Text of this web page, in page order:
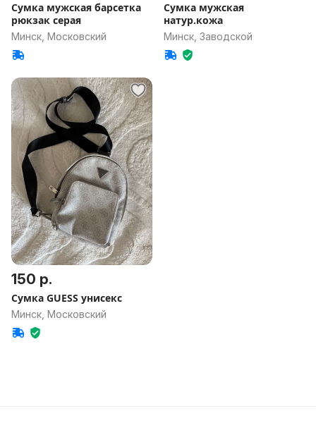
Сумка мужская барсетка
рюкзак серая
Минск, Московский
Сумка мужская
натур.кожа
Минск, Заводской
150 р.
Сумка GUESS унисекс
Минск, Московский